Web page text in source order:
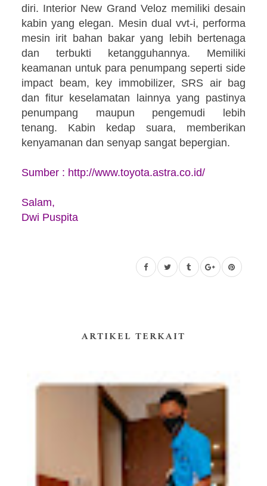
diri. Interior New Grand Veloz memiliki desain
kabin yang elegan. Mesin dual vvt-i, performa
mesin irit bahan bakar yang lebih bertenaga
dan terbukti ketangguhannya. Memiliki
keamanan untuk para penumpang seperti side
impact beam, key immobilizer, SRS air bag
dan fitur keselamatan lainnya yang pastinya
penumpang maupun pengemudi lebih
tenang. Kabin kedap suara, memberikan
kenyamanan dan senyap sangat bepergian.
Sumber : http://www.toyota.astra.co.id/
Salam,
Dwi Puspita
ARTIKEL TERKAIT